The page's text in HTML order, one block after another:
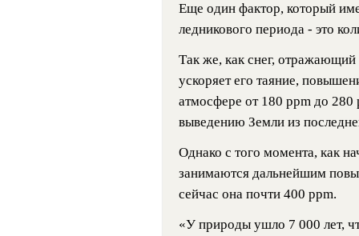
Еще один фактор, который
ледникового периода - это
Так же, как снег, отражающий
ускоряет его таяние,
атмосфере от 180 ppm до
выведению Земли из
Однако с того момента, как
занимаются дальнейшим
сейчас она почти 400 ppm.
«У природы ушло 7 000 лет,